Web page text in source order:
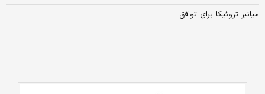
میانبر تروئیکا برای توافق